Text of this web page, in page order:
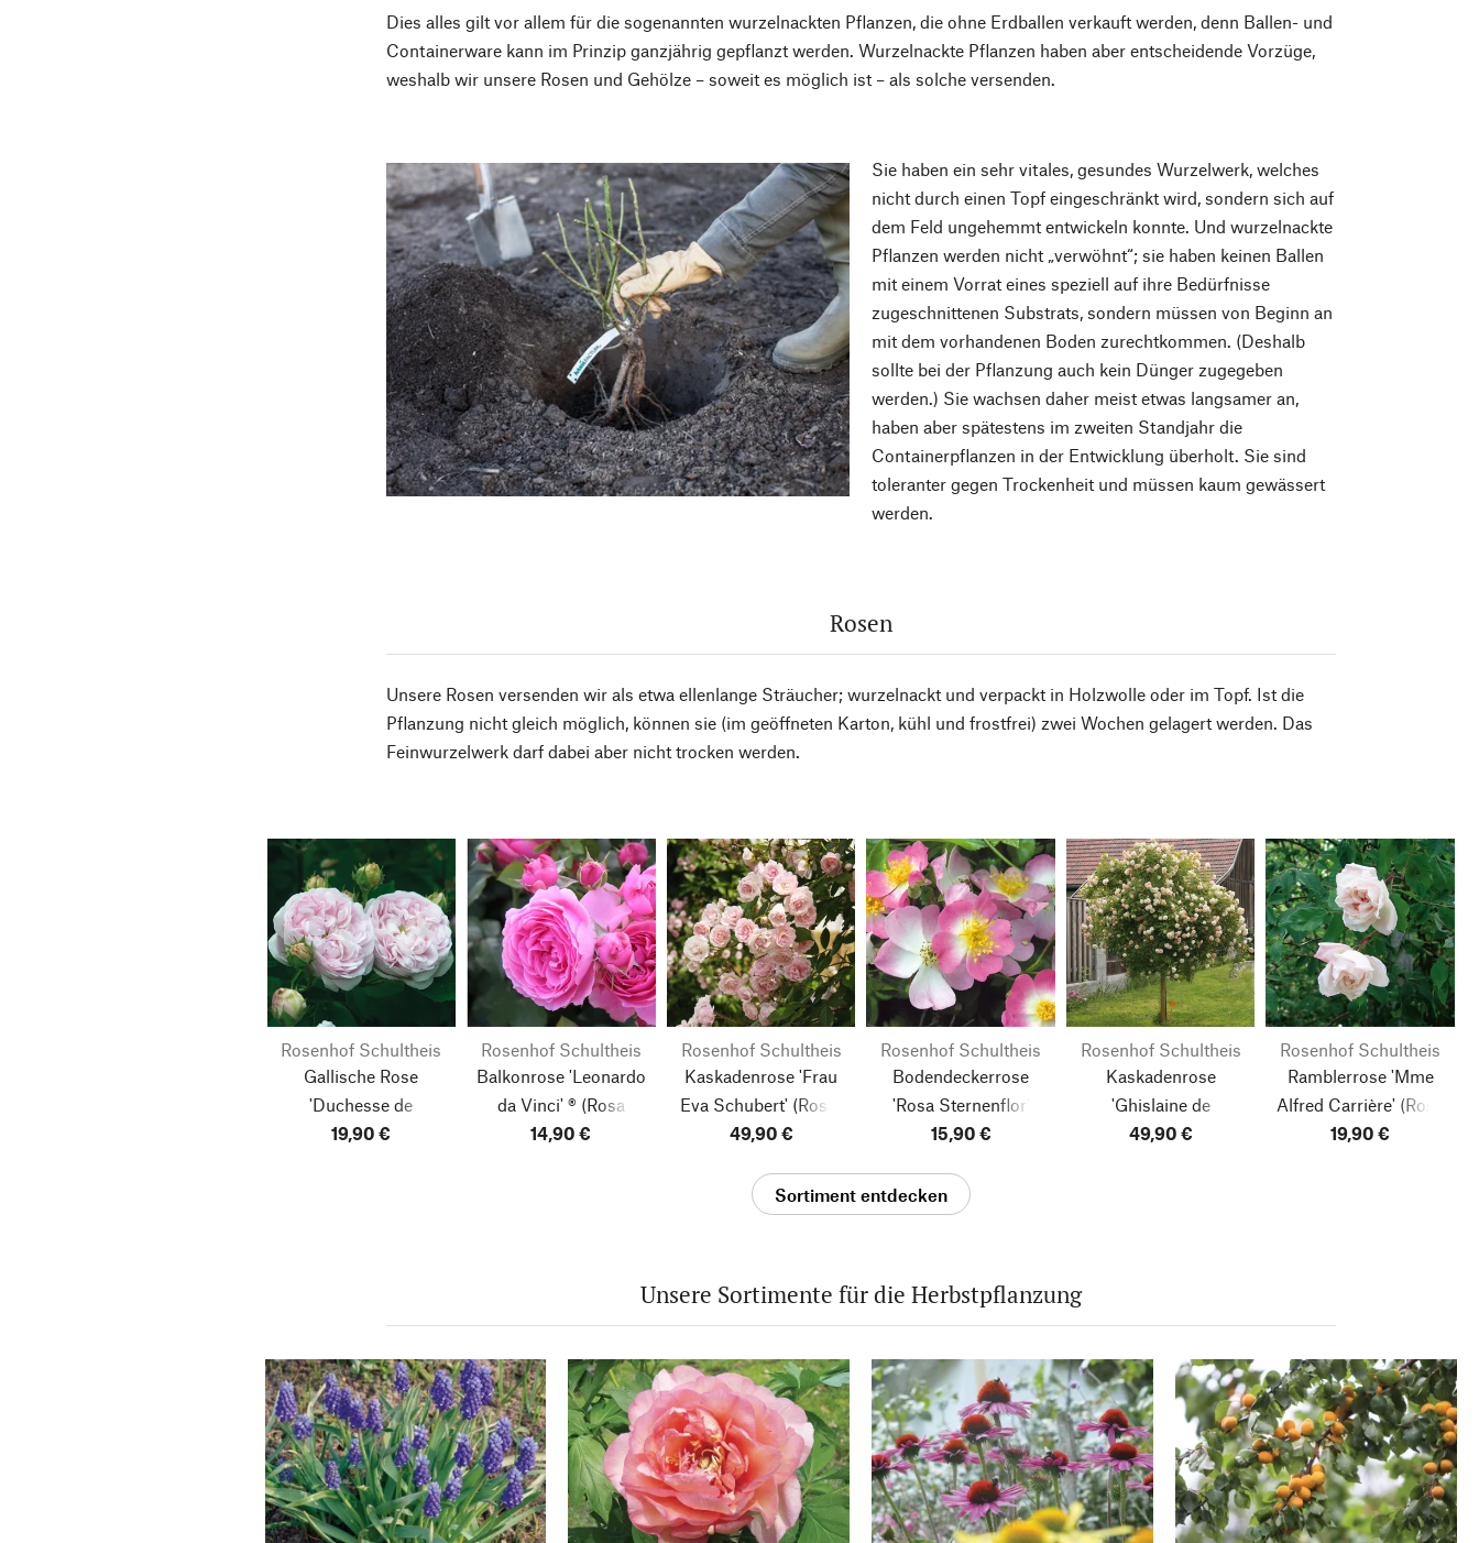
Dies alles gilt vor allem für die sogenannten wurzelnackten Pflanzen, die ohne Erdballen verkauft werden, denn Ballen- und
Containerware kann im Prinzip ganzjährig gepflanzt werden. Wurzelnackte Pflanzen haben aber entscheidende Vorzüge,
weshalb wir unsere Rosen und Gehölze – soweit es möglich ist – als solche versenden.
Sie haben ein sehr vitales, gesundes Wurzelwerk, welches
nicht durch einen Topf eingeschränkt wird, sondern sich auf
dem Feld ungehemmt entwickeln konnte. Und wurzelnackte
Pflanzen werden nicht „verwöhnt“; sie haben keinen Ballen
mit einem Vorrat eines speziell auf ihre Bedürfnisse
zugeschnittenen Substrats, sondern müssen von Beginn an
mit dem vorhandenen Boden zurechtkommen. (Deshalb
sollte bei der Pflanzung auch kein Dünger zugegeben
werden.) Sie wachsen daher meist etwas langsamer an,
haben aber spätestens im zweiten Standjahr die
Containerpflanzen in der Entwicklung überholt. Sie sind
toleranter gegen Trockenheit und müssen kaum gewässert
werden.
Rosen
Unsere Rosen versenden wir als etwa ellenlange Sträucher; wurzelnackt und verpackt in Holzwolle oder im Topf. Ist die
Pflanzung nicht gleich möglich, können sie (im geöffneten Karton, kühl und frostfrei) zwei Wochen gelagert werden. Das
Feinwurzelwerk darf dabei aber nicht trocken werden.
Rosenhof Schultheis
Gallische Rose
'Duchesse de
Montebello'(Rosa
19,90 €
Rosenhof Schultheis
Balkonrose 'Leonardo
da Vinci' ® (Rosa
polyantha)
14,90 €
Rosenhof Schultheis
Kaskadenrose 'Frau
Eva Schubert'(Rosa-
Lambertiana-Hybride)
49,90 €
Rosenhof Schultheis
Bodendeckerrose
'Rosa Sternenflor'
(Rosa-Hybride)
15,90 €
Rosenhof Schultheis
Kaskadenrose
'Ghislaine de
Féligonde'(Rosa-
49,90 €
Rosenhof Schultheis
Ramblerrose 'Mme
Alfred Carrière' (Rosa
indica noisettiana)
19,90 €
Sortiment entdecken
Unsere Sortimente für die Herbstpflanzung